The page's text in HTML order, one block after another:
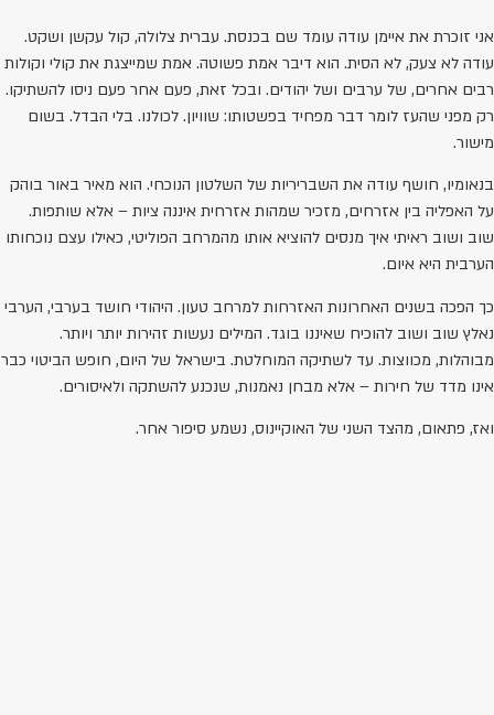
אני זוכרת את איימן עודה עומד שם בכנסת. עברית צלולה, קול עקשן ושקט.
עודה לא צעק, לא הסית. הוא דיבר אמת פשוטה. אמת שמייצגת את קולי וקולות
רבים אחרים, של ערבים ושל יהודים. ובכל זאת, פעם אחר פעם ניסו להשתיקו.
רק מפני שהעז לומר דבר מפחיד בפשטותו: שוויון. לכולנו. בלי הבדל. בשום
מישור.
בנאומיו, חושף עודה את השבריריות של השלטון הנוכחי. הוא מאיר באור בוהק
על האפליה בין אזרחים, מזכיר שמהות אזרחית איננה ציות – אלא שותפות.
שוב ושוב ראיתי איך מנסים להוציא אותו מהמרחב הפוליטי, כאילו עצם נוכחותו
הערבית היא איום.
כך הפכה בשנים האחרונות האזרחות למרחב טעון. היהודי חושד בערבי, הערבי
נאלץ שוב ושוב להוכיח שאיננו בוגד. המילים נעשות זהירות יותר ויותר.
מבוהלות, מכווצות. עד לשתיקה המוחלטת. בישראל של היום, חופש הביטוי כבר
אינו מדד של חירות – אלא מבחן נאמנות, שנכנע להשתקה ולאיסורים.
ואז, פתאום, מהצד השני של האוקיינוס, נשמע סיפור אחר.